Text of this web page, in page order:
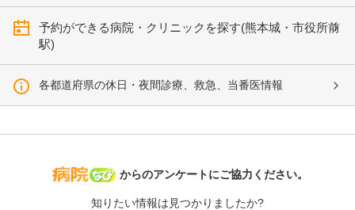
予約ができる病院・クリニックを探す(熊本城・市役所前
駅)
各都道府県の休日・夜間診療、救急、当番医情報
病院なび
からのアンケートにご協力ください。
知りたい情報は見つかりましたか?